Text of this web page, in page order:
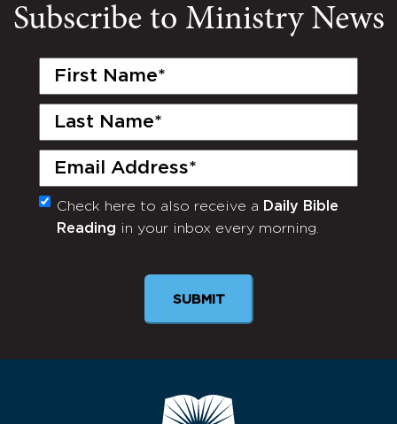
Subscribe to Ministry News
First
Last
Email
(Required)
Monthly
Newsletter
Check here to also receive a Daily Bible
Reading in your inbox every morning.